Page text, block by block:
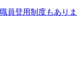
員登用制度もありま